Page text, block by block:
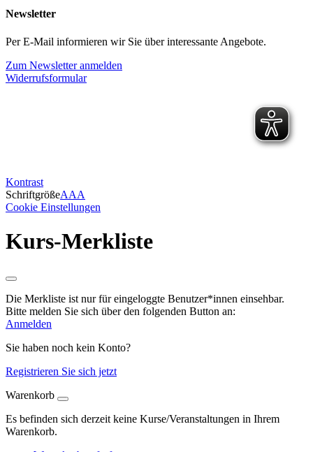
Newsletter
Per E-Mail informieren wir Sie über interessante Angebote.
Zum Newsletter anmelden
Widerrufsformular
Kontrast
SchriftgrößeAAA
Cookie Einstellungen
Kurs-Merkliste
Die Merkliste ist nur für eingeloggte Benutzer*innen einsehbar.
Bitte melden Sie sich über den folgenden Button an:
Anmelden
Sie haben noch kein Konto?
Registrieren Sie sich jetzt
Warenkorb
Es befinden sich derzeit keine Kurse/Veranstaltungen in Ihrem
Warenkorb.